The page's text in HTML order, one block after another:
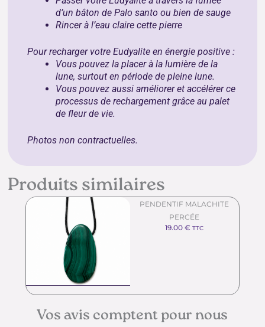
d’un bâton dePalo santo ou bien desauge
Rincer à l’eau claire cette pierre
Pour recharger votre Eudyalite en énergie positive :
Vous pouvez la placer à la lumière de la
lune, surtout en période de pleine lune.
Vous pouvez aussi améliorer et accélérer ce
processus de rechargement grâce aupalet
de fleur de vie.
Photos non contractuelles.
Produits similaires
PENDENTIF MALACHITE
PERCÉE
19.00€ TTC
Vos avis comptent pour nous